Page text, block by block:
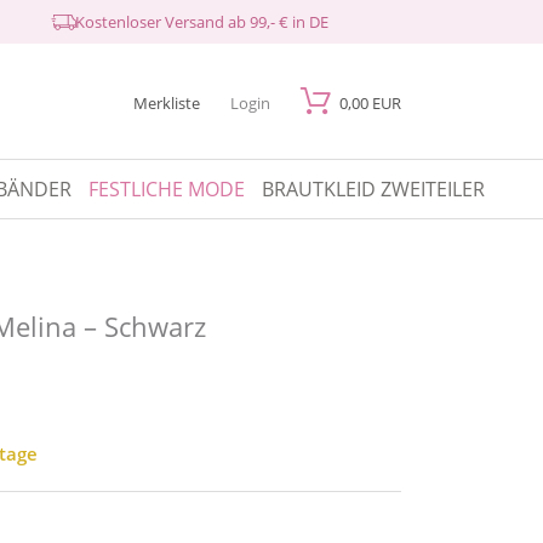
Kostenloser Versand ab 99,- € in DE
Merkliste Login 0,00 EUR
FESTLICHE MODE BRAUTKLEID ZWEITEILER
– Schwarz